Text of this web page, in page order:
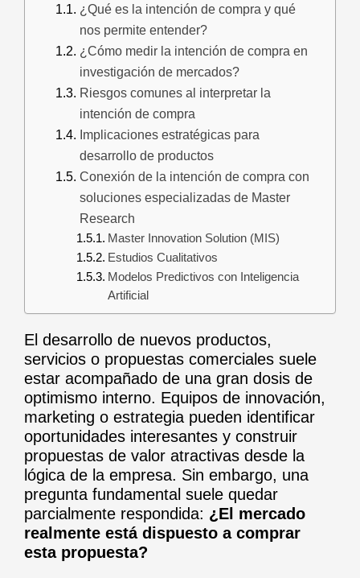
¿Qué es la intención de compra y qué
nos permite entender?
¿Cómo medir la intención de compra en
investigación de mercados?
Riesgos comunes al interpretar la
intención de compra
Implicaciones estratégicas para
desarrollo de productos
Conexión de la intención de compra con
soluciones especializadas de Master
Research
Master Innovation Solution (MIS)
Estudios Cualitativos
Modelos Predictivos con Inteligencia
Artificial
El desarrollo de nuevos productos,
servicios o propuestas comerciales suele
estar acompañado de una gran dosis de
optimismo interno. Equipos de innovación,
marketing o estrategia pueden identificar
oportunidades interesantes y construir
propuestas de valor atractivas desde la
lógica de la empresa. Sin embargo, una
pregunta fundamental suele quedar
parcialmente respondida: ¿El mercado
realmente está dispuesto a comprar
esta propuesta?